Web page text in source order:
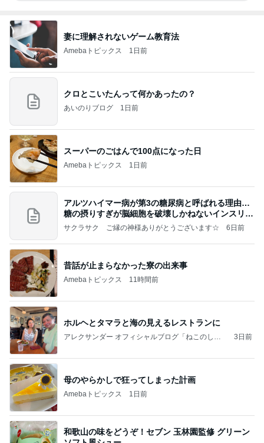
妻に理解されないゲーム教育法
Amebaトピックス 1日前
クロとこいたんって何かあったの？
あいのりブログ 1日前
スーパーのごはんで100点になった日
Amebaトピックス 1日前
アルツハイマー病が第3の糖尿病と呼ばれる理由…
糖の摂りすぎが脳細胞を破壊しかねないインスリン
の恐
サクラサク ご縁の神様ありがとうございます☆ 6日前
昔話が止まらなかった寮の出来事
Amebaトピックス 11時間前
ホルヘとタマラと海の見えるレストランに
アレクサンダー オフィシャルブログ「ねこのしっ
3日前
母のやらかしで狂ってしまった計画
Amebaトピックス 1日前
和歌山の味をどうぞ！セブン 玉林園監修 グリーン